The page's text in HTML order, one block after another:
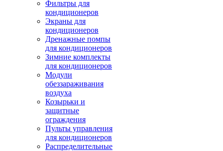
Фильтры для
кондиционеров
Экраны для
кондиционеров
Дренажные помпы
для кондиционеров
Зимние комплекты
для кондиционеров
Модули
обеззараживания
воздуха
Козырьки и
защитные
ограждения
Пульты управления
для кондиционеров
Распределительные